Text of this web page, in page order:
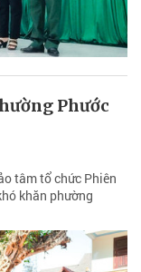
Phước
tâm tổ chức Phiên
khăn phường